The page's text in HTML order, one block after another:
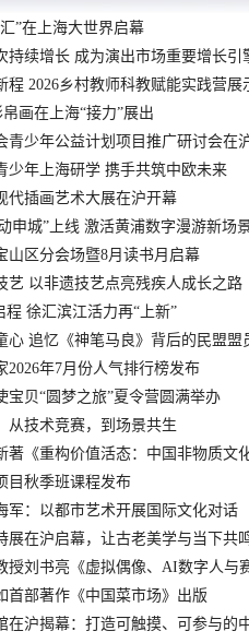
”在上海大世界启幕
持续增长 成为演出市场重要增长引
程 2026乡村教师科教赋能实践营展
画在上海“接力”展出
青少年公益计划项目推广研讨会在
少年上海研学 携手共筑中欧未来
代插画艺术大展在沪开幕
申城”上线 激活黄浦数字漫游新场
山区分会场暨8月读书月启幕
艺 以非遗技艺点亮残疾人成长之路
程 徐汇滨江活力再“上新”
心 追忆《神笔马良》背后的民盟盟
2026年7月份人气排行榜发布
宝贝“圆梦之旅”夏令营圆满举办
从技术竞赛，到场景共生
著《重构价值活态：中国非物质文
中国价值
目秋季班课程发布
军：以都市艺术开展国际文化对话
展在沪启幕，让古老美学与当下共
授刘书亮《虚拟偶像、AI数字人与
首部著作《中国菜市场》出版
在沪揭幕：打造可触摸、可参与的